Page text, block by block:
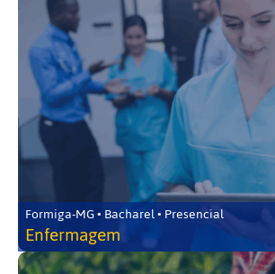
Formiga-MG • Bacharel • Presencial
Enfermagem